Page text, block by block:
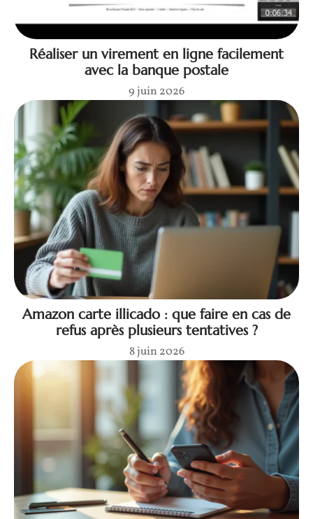
Réaliser un virement en ligne facilement
avec la banque postale
9 juin 2026
Amazon carte illicado : que faire en cas de
refus après plusieurs tentatives ?
8 juin 2026